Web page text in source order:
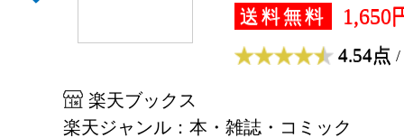
送料無料 1,650
4.54点 /
楽天ブックス
楽天ジャンル：本・雑誌・コミック